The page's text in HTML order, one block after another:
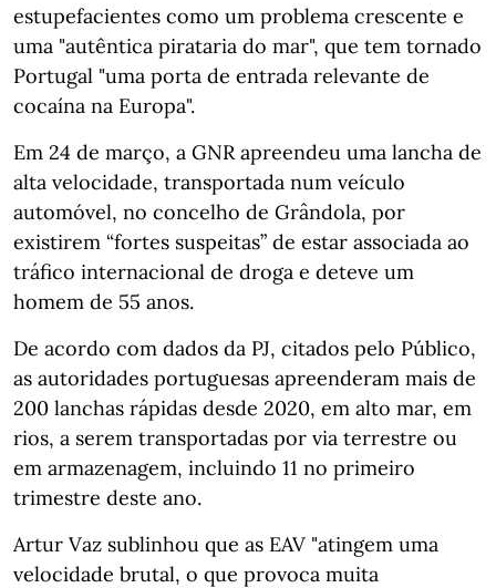
estupefacientes como um problema crescente e
uma "autêntica pirataria do mar", que tem tornado
Portugal "uma porta de entrada relevante de
cocaína na Europa".
Em 24 de março, a GNR apreendeu uma lancha de
alta velocidade, transportada num veículo
automóvel, no concelho de Grândola, por
existirem “fortes suspeitas” de estar associada ao
tráfico internacional de droga e deteve um
homem de 55 anos.
De acordo com dados da PJ, citados pelo Público,
as autoridades portuguesas apreenderam mais de
200 lanchas rápidas desde 2020, em alto mar, em
rios, a serem transportadas por via terrestre ou
em armazenagem, incluindo 11 no primeiro
trimestre deste ano.
Artur Vaz sublinhou que as EAV "atingem uma
velocidade brutal, o que provoca muita